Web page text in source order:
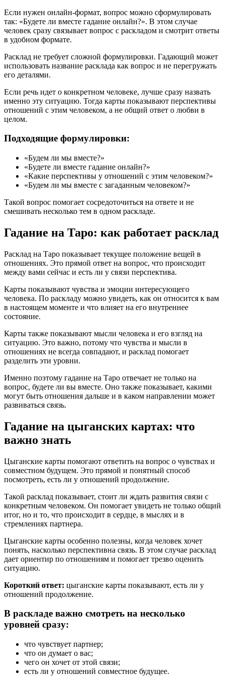
Если нужен онлайн-формат, вопрос можно сформулировать
так: «Будете ли вместе гадание онлайн?». В этом случае
человек сразу связывает вопрос с раскладом и смотрит ответы
в удобном формате.
Расклад не требует сложной формулировки. Гадающий может
использовать название расклада как вопрос и не перегружать
его деталями.
Если речь идет о конкретном человеке, лучше сразу назвать
именно эту ситуацию. Тогда карты показывают перспективы
отношений с этим человеком, а не общий ответ о любви в
целом.
Подходящие формулировки:
«Будем ли мы вместе?»
«Будете ли вместе гадание онлайн?»
«Какие перспективы у отношений с этим человеком?»
«Будем ли мы вместе с загаданным человеком?»
Такой вопрос помогает сосредоточиться на ответе и не
смешивать несколько тем в одном раскладе.
Гадание на Таро: как работает расклад
Расклад на Таро показывает текущее положение вещей в
отношениях. Это прямой ответ на вопрос, что происходит
между вами сейчас и есть ли у связи перспектива.
Карты показывают чувства и эмоции интересующего
человека. По раскладу можно увидеть, как он относится к вам
в настоящем моменте и что влияет на его внутреннее
состояние.
Карты также показывают мысли человека и его взгляд на
ситуацию. Это важно, потому что чувства и мысли в
отношениях не всегда совпадают, и расклад помогает
разделить эти уровни.
Именно поэтому гадание на Таро отвечает не только на
вопрос, будете ли вы вместе. Оно также показывает, какими
могут быть отношения дальше и в каком направлении может
развиваться связь.
Гадание на цыганских картах: что
важно знать
Цыганские карты помогают ответить на вопрос о чувствах и
совместном будущем. Это прямой и понятный способ
посмотреть, есть ли у отношений продолжение.
Такой расклад показывает, стоит ли ждать развития связи с
конкретным человеком. Он помогает увидеть не только общий
итог, но и то, что происходит в сердце, в мыслях и в
стремлениях партнера.
Цыганские карты особенно полезны, когда человек хочет
понять, насколько перспективна связь. В этом случае расклад
дает ориентир по отношениям и помогает трезво оценить
ситуацию.
Короткий ответ: цыганские карты показывают, есть ли у
отношений продолжение.
В раскладе важно смотреть на несколько
уровней сразу:
что чувствует партнер;
что он думает о вас;
чего он хочет от этой связи;
есть ли у отношений совместное будущее.